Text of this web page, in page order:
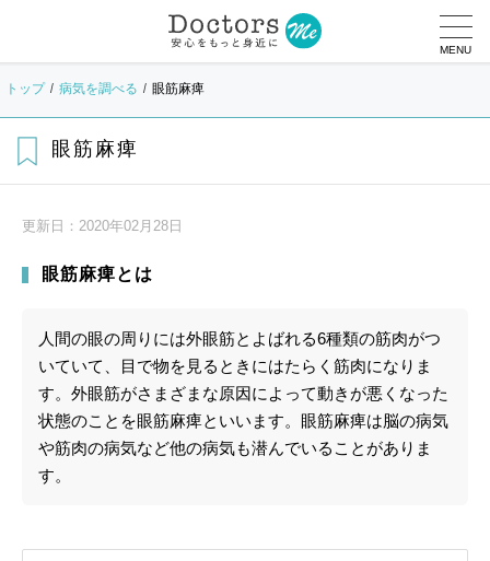
MENU
トップ 病気を調べる 眼筋麻痺
眼筋麻痺
更新日： 2020年02月28日
眼筋麻痺とは
人間の眼の周りには外眼筋とよばれる6種類の筋肉がつ
いていて、目で物を見るときにはたらく筋肉になりま
す。外眼筋がさまざまな原因によって動きが悪くなった
状態のことを眼筋麻痺といいます。眼筋麻痺は脳の病気
や筋肉の病気など他の病気も潜んでいることがありま
す。